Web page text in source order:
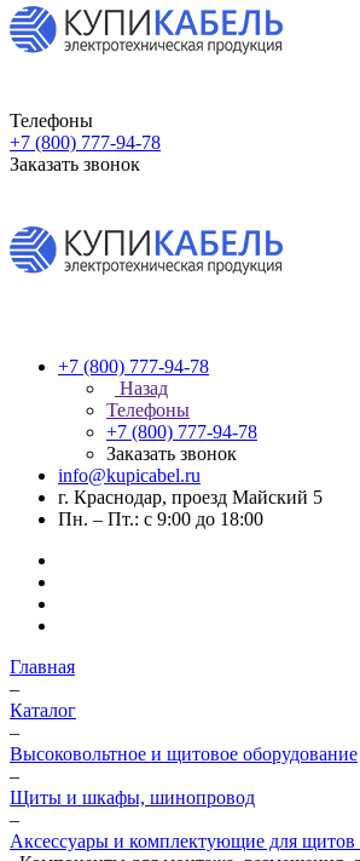
Телефоны
+7 (800) 777-94-78
Заказать звонок
+7 (800) 777-94-78
Назад
Телефоны
+7 (800) 777-94-78
Заказать звонок
info@kupicabel.ru
г. Краснодар, проезд Майский 5
Пн. – Пт.: с 9:00 до 18:00
Главная
–
Каталог
–
Высоковольтное и щитовое оборудование
–
Щиты и шкафы, шинопровод
–
Аксессуары и комплектующие для